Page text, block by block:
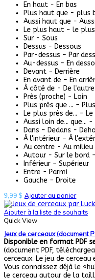
En haut - En bas
Plus haut que - plus
Aussi haut que -
Le plus haut - le
Sur - Sous
Dessus - Dessous
Par-dessus - Par
Au-dessus - En
Devant - Derrière
En avant de - En
À côté de - De
Près (proche) - Loin
Plus près que ... -
Le plus près de... -
Aussi loin de... que... -
Dans - Dedans -
À l'intérieur - À
Au centre - Au milieu
Autour - Sur le bord
Inférieur - Supérieur
Entre - Parmi
Gauche - Droite
9,99 $ Ajouter au panier
Ajouter à la liste de souhaits
Quick View
Jeux de cerceaux (document
Disponible en format PDF
(document PDF,
cerceaux. Le jeu de
Vous connaissez déjà le
le cerceau autour de la